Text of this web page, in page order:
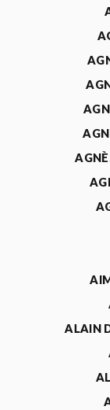
ALAIN